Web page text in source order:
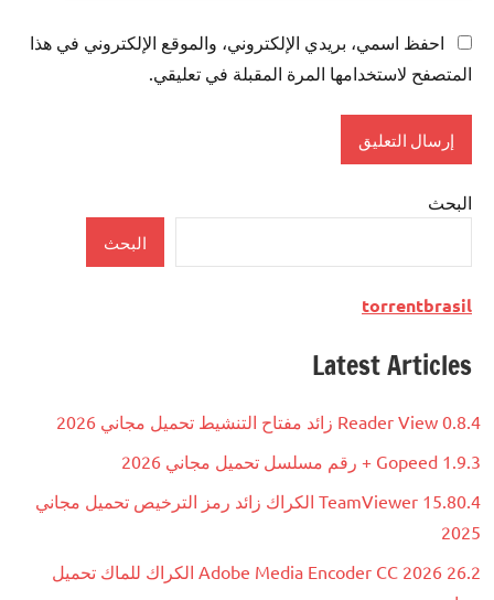
احفظ اسمي، بريدي الإلكتروني، والموقع الإلكتروني في هذا
المتصفح لاستخدامها المرة المقبلة في تعليقي.
البحث
البحث
torrentbrasil
Latest Articles
Reader View 0.8.4 زائد مفتاح التنشيط تحميل مجاني 2026
Gopeed 1.9.3 + رقم مسلسل تحميل مجاني 2026
TeamViewer 15.80.4 الكراك زائد رمز الترخيص تحميل مجاني
2025
Adobe Media Encoder CC 2026 26.2 الكراك للماك تحميل